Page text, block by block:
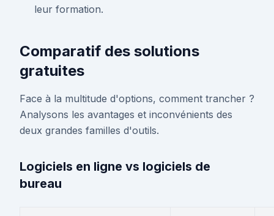
leur formation.
Comparatif des solutions
gratuites
Face à la multitude d'options, comment trancher ?
Analysons les avantages et inconvénients des
deux grandes familles d'outils.
Logiciels en ligne vs logiciels de
bureau